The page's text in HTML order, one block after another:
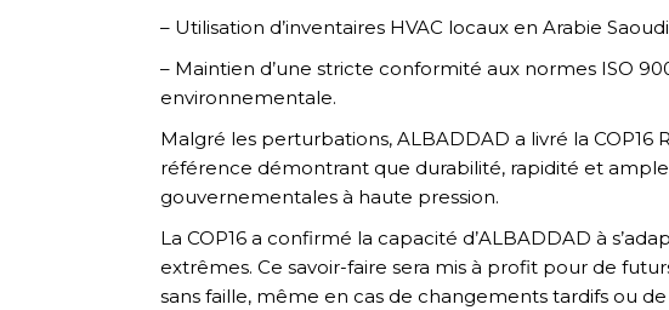
– Utilisation d’inventaires HVAC locaux en Arabie
– Maintien d’une stricte conformité aux normes ISO
environnementale.
Malgré les perturbations, ALBADDAD a livré la
référence démontrant que durabilité, rapidité et
gouvernementales à haute pression.
La COP16 a confirmé la capacité d’ALBADDAD à
extrêmes. Ce savoir-faire sera mis à profit pour de
sans faille, même en cas de changements tardifs ou